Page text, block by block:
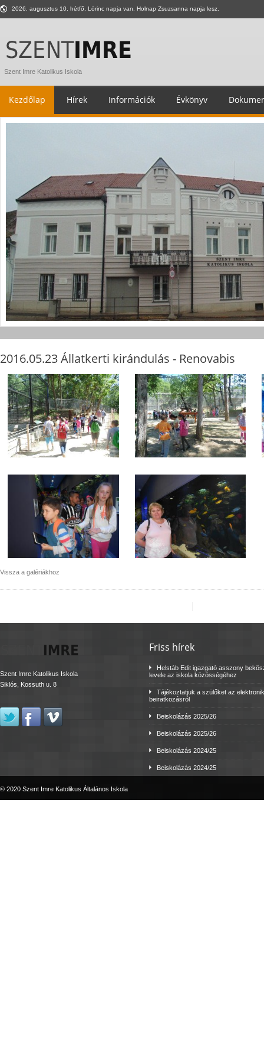
2026. augusztus 10. hétfő, Lörinc napja van. Holnap Zsuzsanna napja lesz.
Szent Imre Katolikus Iskola
Kezdőlap Hírek Információk Évkönyv
2016.05.23 Állatkerti kirándulás - Renovabis
Vissza a galériákhoz
Szent Imre Katolikus Iskola
Siklós, Kossuth u. 8
Friss hírek
Helstáb Edit igazgató asszony
levele az iskola közösségéhez
Tájékoztatjuk a szülőket az
beiratkozásról
Beiskolázás 2025/26
Beiskolázás 2025/26
Beiskolázás 2024/25
Beiskolázás 2024/25
© 2020 Szent Imre Katolikus Általános Iskola